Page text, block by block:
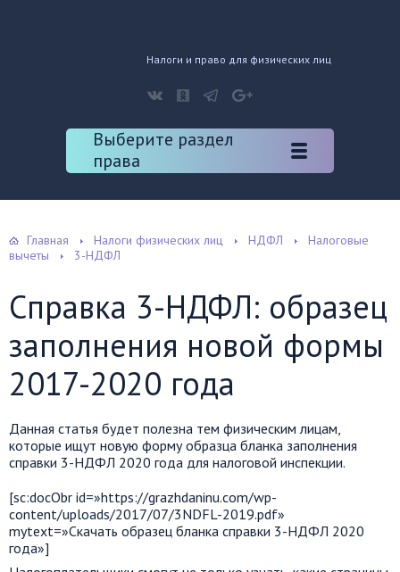
Налоги и право для физических лиц
Выберите раздел
права
Главная Налоги физических лиц НДФЛ
Налоговые
вычеты
3-НДФЛ
Справка 3-НДФЛ: образец
заполнения новой формы
2017-2020 года
Данная статья будет полезна тем физическим лицам,
которые ищут новую форму образца бланка заполнения
справки 3-НДФЛ 2020 года для налоговой инспекции.
[sc:docObr id=»https://grazhdaninu.com/wp-
content/uploads/2017/07/3NDFL-2019.pdf»
mytext=»Скачать образец бланка справки 3-НДФЛ 2020
года»]